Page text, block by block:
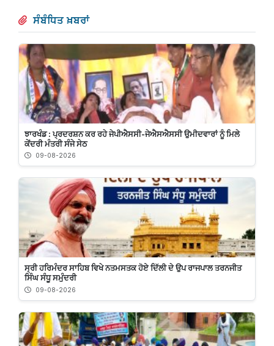
ਸੰਬੰਧਿਤ ਖ਼ਬਰਾਂ
ਝਾਰਖੰਡ : ਪ੍ਰਦਰਸ਼ਨ ਕਰ ਰਹੇ ਜੇਪੀਐਸਸੀ-ਜੇਐਸਐਸਸੀ ਉਮੀਦਵਾਰਾਂ ਨੂੰ ਮਿਲੇ
ਕੇਂਦਰੀ ਮੰਤਰੀ ਸੰਜੇ ਸੇਠ
09-08-2026
ਸ੍ਰੀ ਹਰਿਮੰਦਰ ਸਾਹਿਬ ਵਿਖੇ ਨਤਮਸਤਕ ਹੋਏ ਦਿੱਲੀ ਦੇ ਉਪ ਰਾਜਪਾਲ ਤਰਨਜੀਤ
ਸਿੰਘ ਸੰਧੂ ਸਮੁੰਦਰੀ
09-08-2026